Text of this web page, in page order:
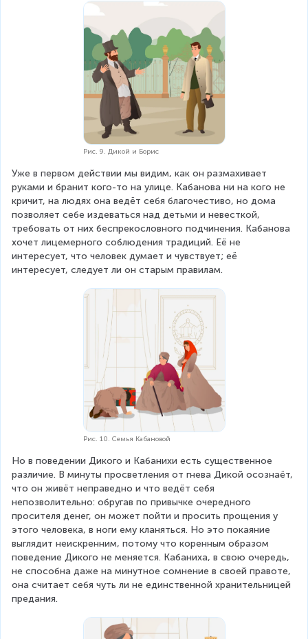
Рис. 9. Дикой и Борис
Уже в первом действии мы видим, как он размахивает
руками и бранит кого-то на улице. Кабанова ни на кого не
кричит, на людях она ведёт себя благочестиво, но дома
позволяет себе издеваться над детьми и невесткой,
требовать от них беспрекословного подчинения. Кабанова
хочет лицемерного соблюдения традиций. Её не
интересует, что человек думает и чувствует; её
интересует, следует ли он старым правилам.
Рис. 10. Семья Кабановой
Но в поведении Дикого и Кабанихи есть существенное
различие. В минуты просветления от гнева Дикой осознаёт,
что он живёт неправедно и что ведёт себя
непозволительно: обругав по привычке очередного
просителя денег, он может пойти и просить прощения у
этого человека, в ноги ему кланяться. Но это покаяние
выглядит неискренним, потому что коренным образом
поведение Дикого не меняется. Кабаниха, в свою очередь,
не способна даже на минутное сомнение в своей правоте,
она считает себя чуть ли не единственной хранительницей
предания.